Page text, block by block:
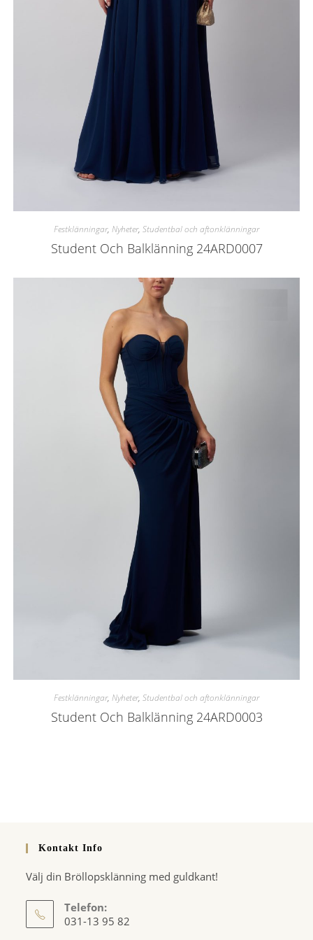
Festklänningar, Nyheter, Studentbal och aftonklänningar
Student Och Balklänning 24ARD0007
Festklänningar, Nyheter, Studentbal och aftonklänningar
Student Och Balklänning 24ARD0003
Kontakt Info
Välj din Bröllopsklänning med guldkant!
Telefon:
031-13 95 82